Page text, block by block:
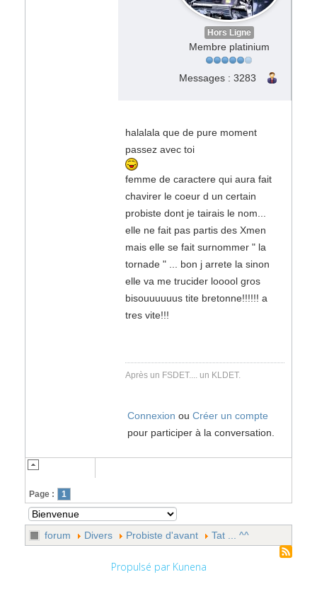
Hors Ligne
Membre platinium
Messages : 3283
halalala que de pure moment
passez avec toi
femme de caractere qui aura fait
chavirer le coeur d un certain
probiste dont je tairais le nom...
elle ne fait pas partis des Xmen
mais elle se fait surnommer " la
tornade " ... bon j arrete la sinon
elle va me trucider looool gros
bisouuuuuus tite bretonne!!!!!! a
tres vite!!!
Après un FSDET.... un KLDET.
Connexion ou Créer un compte
pour participer à la conversation.
Page : 1
forum Divers Probiste d'avant Tat ... ^^
Propulsé par Kunena